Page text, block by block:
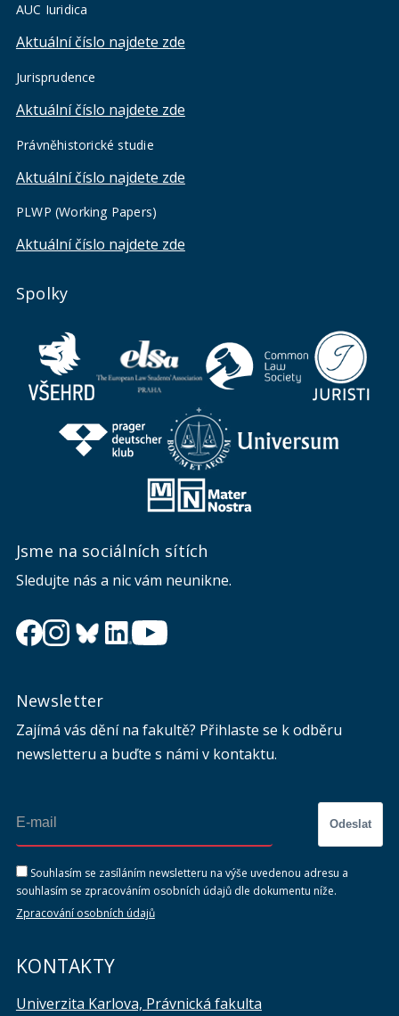
AUC Iuridica
Aktuální číslo najdete zde
Jurisprudence
Aktuální číslo najdete zde
Právněhistorické studie
Aktuální číslo najdete zde
PLWP (Working Papers)
Aktuální číslo najdete zde
Spolky
Jsme na sociálních sítích
Sledujte nás a nic vám neunikne.
Newsletter
Zajímá vás dění na fakultě? Přihlaste se k odběru
newsletteru a buďte s námi v kontaktu.
Odeslat
Souhlasím se zasíláním newsletteru na výše uvedenou adresu a
souhlasím se zpracováním osobních údajů dle dokumentu níže.
Zpracování osobních údajů
KONTAKTY
Univerzita Karlova, Právnická fakulta